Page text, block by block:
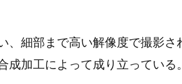
細部まで高い解像度で撮影さ
加工によって成り立っている。